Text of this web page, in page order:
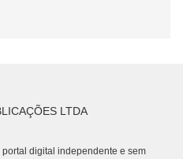
LTDA
portal digital independente e sem